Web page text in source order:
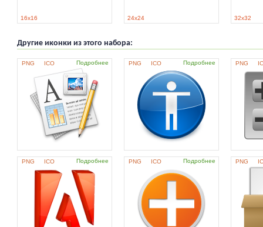
16x16 24x24 32x32
Другие иконки из этого набора:
PNG ICO Подробнее PNG ICO Подробнее PNG
PNG ICO Подробнее PNG ICO Подробнее PNG